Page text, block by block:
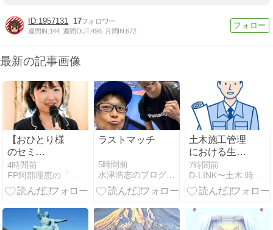
1957131 17
週間IN:144 週間OUT:496 月間IN:672
最新の記事画像
【おひとり様
のセミ
FIRE113】身
体鍛えるって
大事なんだ！
4時間前
ラストマッチ
5時間前
水津浩志のブログSwitch-on!&off!
土木施工管理
における生成
AIの効果
7時間前
D-LINK〜土木 時々 オヤジBlog〜